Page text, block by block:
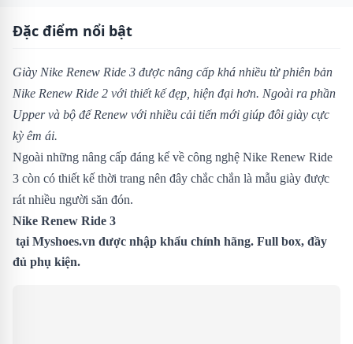
Đặc điểm nổi bật
Giày Nike Renew Ride 3 được nâng cấp khá nhiều từ phiên bản
Nike Renew Ride 2 với thiết kế đẹp, hiện đại hơn. Ngoài ra phần
Upper và bộ đế Renew với nhiều cải tiến mới giúp đôi giày cực
kỳ êm ái.
Ngoài những nâng cấp đáng kể về công nghệ Nike Renew Ride
3 còn có thiết kế thời trang nên đây chắc chắn là mẫu giày được
rát nhiều người săn đón.
Nike Renew Ride 3
tại Myshoes.vn được nhập khẩu chính hãng. Full box, đầy
đủ phụ kiện.